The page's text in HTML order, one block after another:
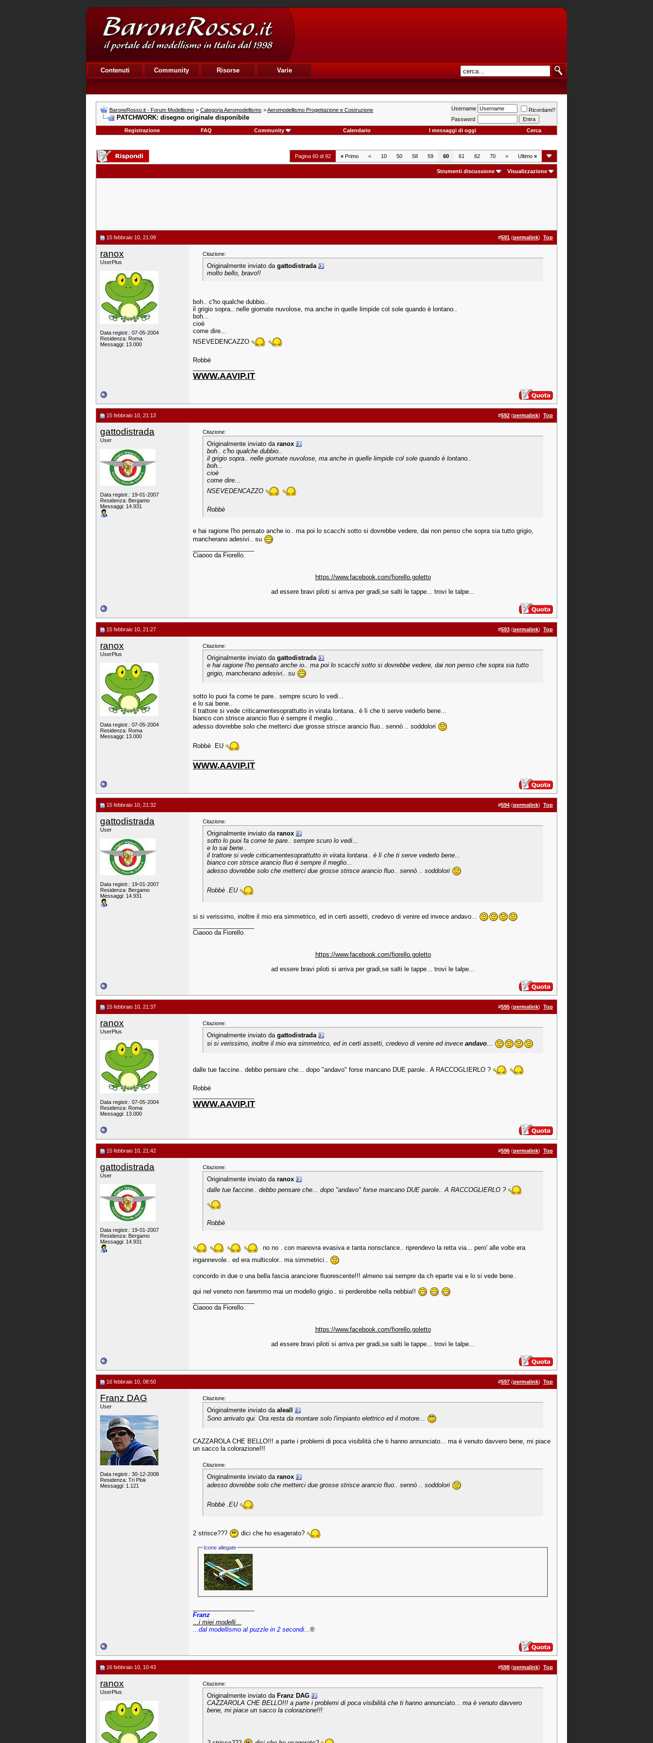
Contenuti Community Risorse Varie
BaroneRosso.it - Forum Modellismo > Categoria Aeromodellismo >Aeromodellismo Progettazione e Costruzione
PATCHWORK: disegno originale disponibile
Username
Ricordami?
Password
Registrazione
FAQ Community Calendario I messaggi di oggi Cerca
Pagina 60 di 92 « Primo < 10 50 58 59 60 61 62 70 > Ultimo »
Strumenti discussione Visualizzazione
15 febbraio 10, 21:09 #591 (permalink) Top
ranox
UserPlus
Data registr.: 07-05-2004
Residenza: Roma
Messaggi: 13.000
Citazione:
Originalmente inviato da gattodistrada
molto bello, bravo!!
boh.. c'ho qualche dubbio..
il grigio sopra.. nelle giornate nuvolose, ma anche in quelle limpide col sole quando è lontano..
boh...
cioè
come dire...
NSEVEDENCAZZO
Robbè
WWW.AAVIP.IT
15 febbraio 10, 21:13 #592 (permalink) Top
gattodistrada
User
Data registr.: 19-01-2007
Residenza: Bergamo
Messaggi: 14.931
Citazione:
Originalmente inviato da ranox
boh.. c'ho qualche dubbio..
il grigio sopra.. nelle giornate nuvolose, ma anche in quelle limpide col sole quando è lontano..
boh...
cioè
come dire...
NSEVEDENCAZZO
Robbè
e hai ragione l'ho pensato anche io.. ma poi lo scacchi sotto si dovrebbe vedere, dai non penso che sopra sia tutto grigio,
mancherano adesivi.. su
Ciaooo da Fiorello.
https://www.facebook.com/fiorello.goletto
ad essere bravi piloti si arriva per gradi,se salti le tappe... trovi le talpe...
15 febbraio 10, 21:27 #593 (permalink) Top
ranox
UserPlus
Data registr.: 07-05-2004
Residenza: Roma
Messaggi: 13.000
Citazione:
Originalmente inviato da gattodistrada
e hai ragione l'ho pensato anche io.. ma poi lo scacchi sotto si dovrebbe vedere, dai non penso che sopra sia tutto
grigio, mancherano adesivi.. su
sotto lo puoi fa come te pare.. sempre scuro lo vedi...
e lo sai bene..
il trattore si vede criticamentesoprattutto in virata lontana.. è lì che ti serve vederlo bene...
bianco con strisce arancio fluo è sempre il meglio...
adesso dovrebbe solo che metterci due grosse strisce arancio fluo.. sennò .. soddolori
Robbè .EU
WWW.AAVIP.IT
15 febbraio 10, 21:32 #594 (permalink) Top
gattodistrada
User
Data registr.: 19-01-2007
Residenza: Bergamo
Messaggi: 14.931
Citazione:
Originalmente inviato da ranox
sotto lo puoi fa come te pare.. sempre scuro lo vedi...
e lo sai bene..
il trattore si vede criticamentesoprattutto in virata lontana.. è lì che ti serve vederlo bene...
bianco con strisce arancio fluo è sempre il meglio...
adesso dovrebbe solo che metterci due grosse strisce arancio fluo.. sennò .. soddolori
Robbè .EU
si si verissimo, inoltre il mio era simmetrico, ed in certi assetti, credevo di venire ed invece andavo...
Ciaooo da Fiorello.
https://www.facebook.com/fiorello.goletto
ad essere bravi piloti si arriva per gradi,se salti le tappe... trovi le talpe...
15 febbraio 10, 21:37 #595 (permalink) Top
ranox
UserPlus
Data registr.: 07-05-2004
Residenza: Roma
Messaggi: 13.000
Citazione:
Originalmente inviato da gattodistrada
si si verissimo, inoltre il mio era simmetrico, ed in certi assetti, credevo di venire ed invece andavo
dalle tue faccine.. debbo pensare che... dopo "andavo" forse mancano DUE parole.. A RACCOGLIERLO ?
Robbè
WWW.AAVIP.IT
15 febbraio 10, 21:42 #596 (permalink) Top
gattodistrada
User
Data registr.: 19-01-2007
Residenza: Bergamo
Messaggi: 14.931
Citazione:
Originalmente inviato da ranox
dalle tue faccine.. debbo pensare che... dopo "andavo" forse mancano DUE parole.. A RACCOGLIERLO ?
Robbè
no no . con manovra evasiva e tanta nonsclance.. riprendevo la retta via... pero' alle volte era
ingannevole.. ed era multicolor.. ma simmetrici..
concordo in due o una bella fascia arancione fluorescente!!! almeno sai sempre da ch eparte vai e lo si vede bene..
qui nel veneto non faremmo mai un modello grigio.. si perderebbe nella nebbia!!
Ciaooo da Fiorello.
https://www.facebook.com/fiorello.goletto
ad essere bravi piloti si arriva per gradi,se salti le tappe... trovi le talpe...
16 febbraio 10, 08:50 #597 (permalink) Top
Franz DAG
User
Data registr.: 30-12-2008
Residenza: Tri Plok
Messaggi: 1.121
Citazione:
Originalmente inviato da aleall
Sono arrivato qui. Ora resta da montare solo l'impianto elettrico ed il motore...
CAZZAROLA CHE BELLO!!! a parte i problemi di poca visibilità che ti hanno annunciato... ma è venuto davvero bene, mi piace
un sacco la colorazione!!!
Citazione:
Originalmente inviato da ranox
adesso dovrebbe solo che metterci due grosse strisce arancio fluo.. sennò .. soddolori
Robbè .EU
2 strisce??? dici che ho esagerato?
Icone allegate
Franz
...i miei modelli...
...dal modellismo al puzzle in 2 secondi... ®
16 febbraio 10, 10:43 #598 (permalink) Top
ranox
UserPlus
Citazione:
Originalmente inviato da Franz DAG
CAZZAROLA CHE BELLO!!! a parte i problemi di poca visibilità che ti hanno annunciato... ma è venuto davvero
bene, mi piace un sacco la colorazione!!!